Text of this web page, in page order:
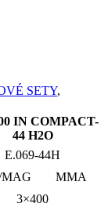
SETY,
IN COMPACT-
44 H2O
E.069-44H
MMA
3×400